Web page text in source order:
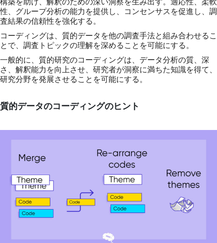
性、グループ分析の能力を提供し、コンセンサスを促進し、調
査結果の信頼性を強化する。
コーディングは、質的データを他の調査手法と組み合わせるこ
とで、調査トピックの理解を深めることを可能にする。
一般的に、質的研究のコーディングは、データ分析の質、深
さ、解釈能力を向上させ、研究者が洞察に満ちた知識を得て、
研究分野を発展させることを可能にする。
質的データのコーディングのヒント